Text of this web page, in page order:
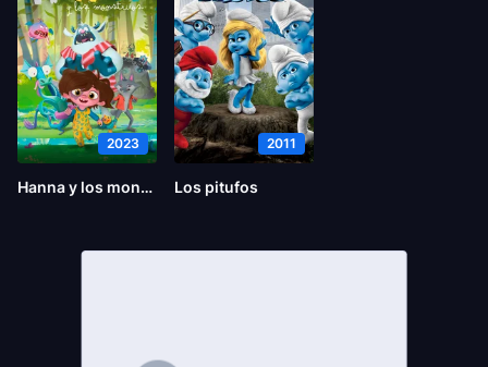
2023
Hanna y los monstruos
2011
Los pitufos